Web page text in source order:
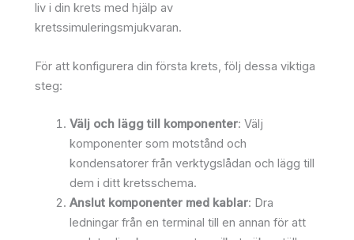
liv i din krets med hjälp av
kretssimuleringsmjukvaran.
För att konfigurera din första krets, följ dessa viktiga
steg:
Välj och lägg till komponenter: Välj
komponenter som motstånd och
kondensatorer från verktygslådan och lägg till
dem i ditt kretsschema.
Anslut komponenter med kablar: Dra
ledningar från en terminal till en annan för att